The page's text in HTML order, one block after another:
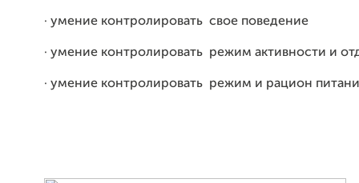
· умение контролировать свое поведение
· умение контролировать режим активности и
· умение контролировать режим и рацион